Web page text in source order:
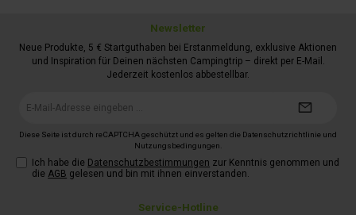
Service-Hotline
Newsletter
Neue Produkte, 5 € Startguthaben bei Erstanmeldung, exklusive Aktionen
und Inspiration für Deinen nächsten Campingtrip – direkt per E-Mail.
Jederzeit kostenlos abbestellbar.
Diese Seite ist durch reCAPTCHA geschützt und es gelten die Datenschutzrichtlinie und
Nutzungsbedingungen.
Ich habe die Datenschutzbestimmungen zur Kenntnis genommen und
die AGB gelesen und bin mit ihnen einverstanden.